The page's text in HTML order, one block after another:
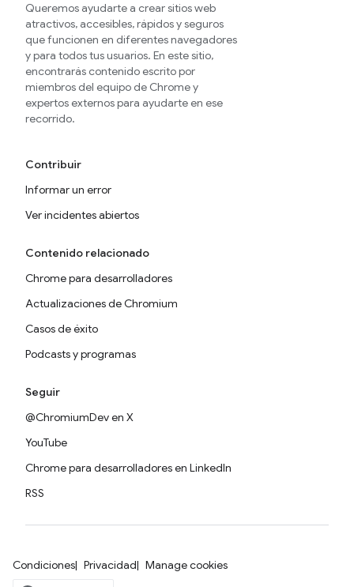
Queremos ayudarte a crear sitios web
atractivos, accesibles, rápidos y seguros
que funcionen en diferentes navegadores
y para todos tus usuarios. En este sitio,
encontrarás contenido escrito por
miembros del equipo de Chrome y
expertos externos para ayudarte en ese
recorrido.
Contribuir
Informar un error
Ver incidentes abiertos
Contenido relacionado
Chrome para desarrolladores
Actualizaciones de Chromium
Casos de éxito
Podcasts y programas
Seguir
@ChromiumDev en X
YouTube
Chrome para desarrolladores en LinkedIn
RSS
Condiciones Privacidad Manage cookies